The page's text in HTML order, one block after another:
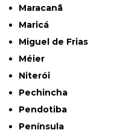
Maracanã
Maricá
Miguel de Frias
Méier
Niterói
Pechincha
Pendotiba
Península